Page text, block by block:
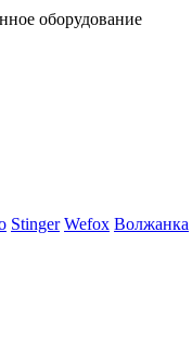
оборудование
Stinger Wefox Волжанка